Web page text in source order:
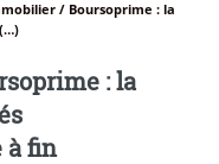
/ Boursoprime : la
: la
à fin